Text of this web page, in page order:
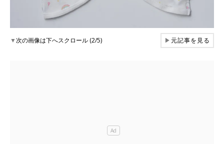
▼次の画像は下へスクロール (2/5) ▶元記事を見る